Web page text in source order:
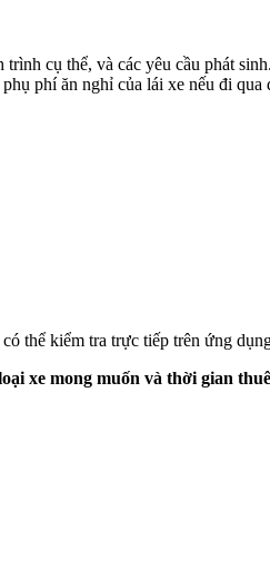
cụ thể, và các yêu cầu phát sinh.
phí ăn nghỉ của lái xe nếu đi
thể kiểm tra trực tiếp trên ứng
xe mong muốn và thời gian